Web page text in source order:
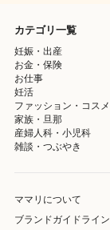
カテゴリ一覧
妊娠・出産
お金・保険
お仕事
妊活
ファッション・コスメ
家族・旦那
産婦人科・小児科
雑談・つぶやき
ママリについて
ブランドガイドライン